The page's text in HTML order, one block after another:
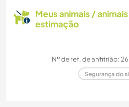
Meus animais /
estimação
Nº de ref. de anfitrião:
Segurança do